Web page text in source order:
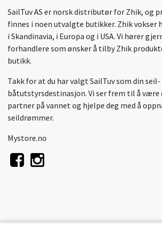
SailTuv AS er norsk distributør for Zhik, og
finnes i noen utvalgte butikker. Zhik vokser
i Skandinavia, i Europa og i USA. Vi hører
forhandlere som ønsker å tilby Zhik
butikk.
Takk for at du har valgt SailTuv som din seil-
båtutstyrsdestinasjon. Vi ser frem til å være
partner på vannet og hjelpe deg med å
seildrømmer.
Mystore.no